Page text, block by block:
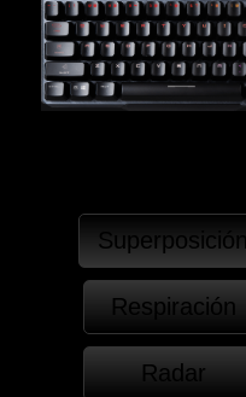
Superposición
Respiración
Radar